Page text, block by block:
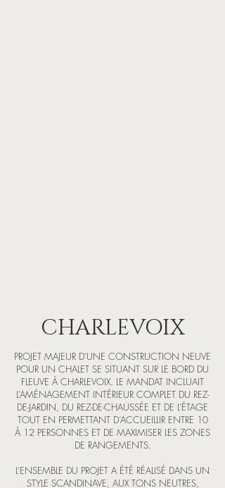
CHARLEVOIX
PROJET MAJEUR D'UNE CONSTRUCTION NEUVE
POUR UN CHALET SE SITUANT SUR LE BORD DU
FLEUVE À CHARLEVOIX. LE MANDAT INCLUAIT
L’AMÉNAGEMENT INTÉRIEUR COMPLET DU REZ-
DE-JARDIN, DU REZ-DE-CHAUSSÉE ET DE L’ÉTAGE
TOUT EN PERMETTANT D’ACCUEILLIR ENTRE 10
À 12 PERSONNES ET DE MAXIMISER LES ZONES
DE RANGEMENTS.
L’ENSEMBLE DU PROJET A ÉTÉ RÉALISÉ DANS UN
STYLE SCANDINAVE, AUX TONS NEUTRES,